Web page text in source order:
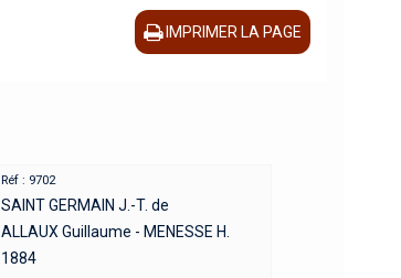
IMPRIMER LA PAGE
Réf : 9702
SAINT GERMAIN J.-T. de
ALLAUX Guillaume - MENESSE H.
1884